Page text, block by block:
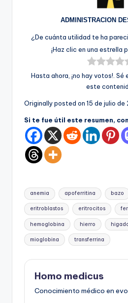
ADMINISTRACION
¿De cuánta utilidad te ha
¡Haz clic en una estrella
Hasta ahora, ¡no hay votos!. Sé
este
Originally posted on 15 de julio de
Si te fue útil este resumen,
Etiquetas:
anemia apoferritina bazo
eritroblastos eritrocitos
hemoglobina hierro
mioglobina transferrina
Homo medicus
Conocimiento médico en